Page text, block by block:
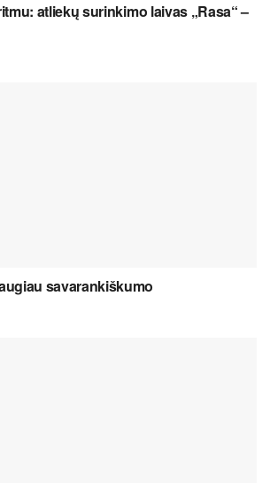
atliekų surinkimo laivas „Rasa“ –
savarankiškumo